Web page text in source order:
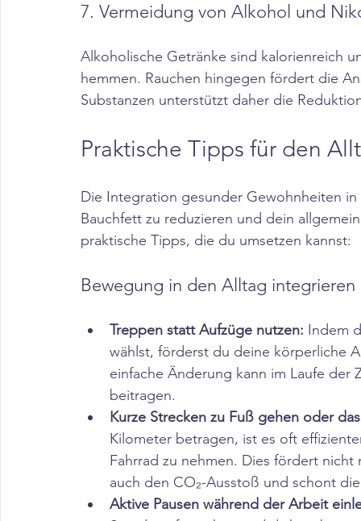
7. Vermeidung von Alkohol und
Alkoholische Getränke sind kalorienreich
hemmen. Rauchen hingegen fördert die
Substanzen unterstützt daher die
Praktische Tipps für den
​Die Integration gesunder Gewohnheiten
Bauchfett zu reduzieren und dein
praktische Tipps, die du umsetzen kannst:​
Bewegung in den Alltag integrieren
Treppen statt Aufzüge nutzen: Indem
wählst, förderst du deine körperliche
einfache Änderung kann im Laufe
beitragen.​
Kurze Strecken zu Fuß gehen oder
Kilometer betragen, ist es oft
Fahrrad zu nehmen. Dies fördert
auch den CO₂-Ausstoß und schont
Aktive Pausen während der Arbeit